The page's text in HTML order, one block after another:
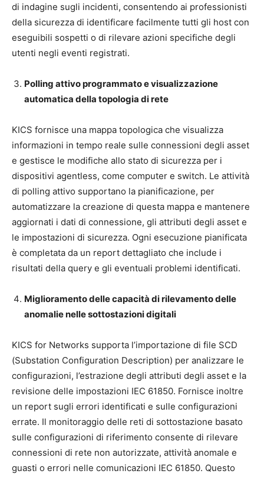
di indagine sugli incidenti, consentendo ai professionisti
della sicurezza di identificare facilmente tutti gli host con
eseguibili sospetti o di rilevare azioni specifiche degli
utenti negli eventi registrati.
Polling attivo programmato e visualizzazione
automatica della topologia di rete
KICS fornisce una mappa topologica che visualizza
informazioni in tempo reale sulle connessioni degli asset
e gestisce le modifiche allo stato di sicurezza per i
dispositivi agentless, come computer e switch. Le attività
di polling attivo supportano la pianificazione, per
automatizzare la creazione di questa mappa e mantenere
aggiornati i dati di connessione, gli attributi degli asset e
le impostazioni di sicurezza. Ogni esecuzione pianificata
è completata da un report dettagliato che include i
risultati della query e gli eventuali problemi identificati.
Miglioramento delle capacità di rilevamento delle
anomalie nelle sottostazioni digitali
KICS for Networks supporta l’importazione di file SCD
(Substation Configuration Description) per analizzare le
configurazioni, l’estrazione degli attributi degli asset e la
revisione delle impostazioni IEC 61850. Fornisce inoltre
un report sugli errori identificati e sulle configurazioni
errate. Il monitoraggio delle reti di sottostazione basato
sulle configurazioni di riferimento consente di rilevare
connessioni di rete non autorizzate, attività anomale e
guasti o errori nelle comunicazioni IEC 61850. Questo